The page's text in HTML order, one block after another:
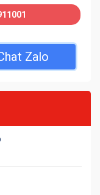
Zalo